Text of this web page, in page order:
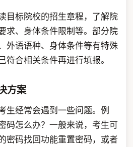
目标院校的招生章程，了解院
求、身体条件限制等。部分院
外语语种、身体条件等有特殊
符合相关条件再进行填报。
方案
生经常会遇到一些问题。例
码怎么办？一般来说，考生可
密码找回功能重置密码，或者